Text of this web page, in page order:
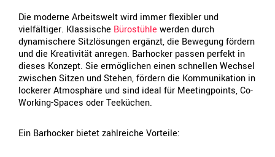
Die moderne Arbeitswelt wird immer flexibler und
vielfältiger. Klassische Bürostühle werden durch
dynamischere Sitzlösungen ergänzt, die Bewegung fördern
und die Kreativität anregen. Barhocker passen perfekt in
dieses Konzept. Sie ermöglichen einen schnellen Wechsel
zwischen Sitzen und Stehen, fördern die Kommunikation in
lockerer Atmosphäre und sind ideal für Meetingpoints, Co-
Working-Spaces oder Teeküchen.
Ein Barhocker bietet zahlreiche Vorteile: